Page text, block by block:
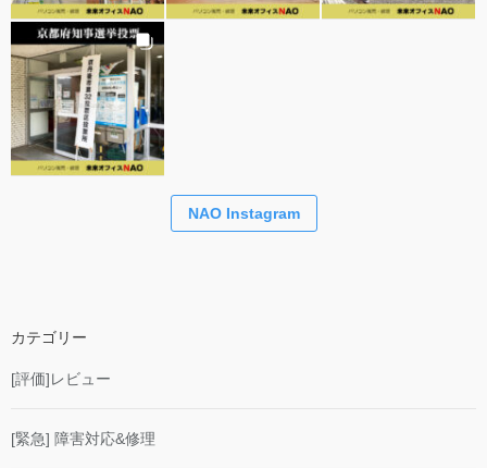
NAO Instagram
カテゴリー
[評価]レビュー
[緊急] 障害対応&修理